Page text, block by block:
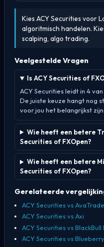
Kies ACY Securities voor
algoritmisch handelen.
scalping, algo trading.
Veelgestelde Vragen
Is ACY Securities of
ACY Securities leidt in 4
De juiste keuze hangt nog
voor jou het belangrijkst zijn.
Wie heeft een betere
Securities of FXOpen?
Wie heeft een betere
Securities of FXOpen?
Gerelateerde
ACY Securities vs AvaTrade
ACY Securities vs Axi
ACY Securities vs
ACY Securities vs